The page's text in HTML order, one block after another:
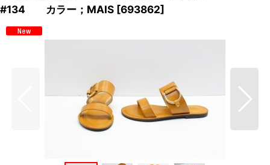
#134 カラー；MAIS [693862]